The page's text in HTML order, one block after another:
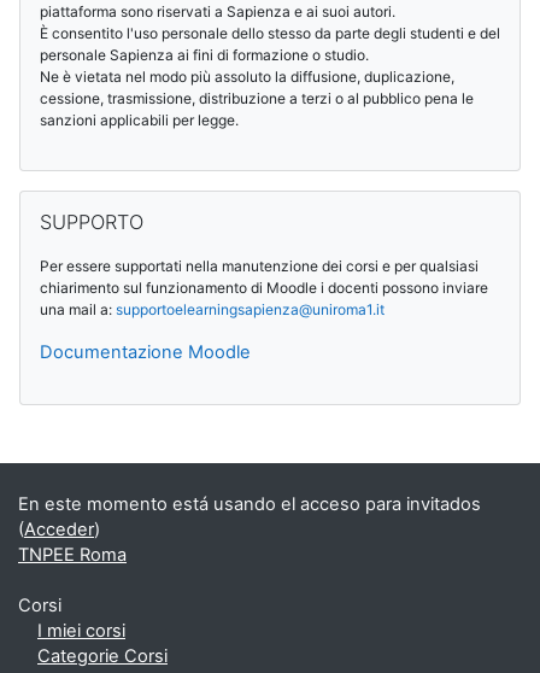
piattaforma sono riservati a Sapienza e ai suoi autori.
È consentito l'uso personale dello stesso da parte degli studenti e del
personale Sapienza ai fini di formazione o studio.
Ne è vietata nel modo più assoluto la diffusione, duplicazione,
cessione, trasmissione, distribuzione a terzi o al pubblico pena le
sanzioni applicabili per legge.
SUPPORTO
Per essere supportati nella manutenzione dei corsi e per qualsiasi
chiarimento sul funzionamento di Moodle i docenti possono inviare
una mail a: supportoelearningsapienza@uniroma1.it
Documentazione Moodle
Bloques suplementarios
En este momento está usando el acceso para invitados
(Acceder)
TNPEE Roma
Corsi
I miei corsi
Categorie Corsi